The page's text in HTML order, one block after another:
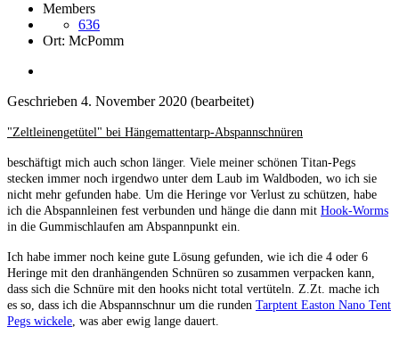
Members
636
Ort: McPomm
Geschrieben 4. November 2020 (bearbeitet)
"Zeltleinengetütel" bei Hängemattentarp-Abspannschnüren
beschäftigt mich auch schon länger. Viele meiner schönen Titan-Pegs
stecken immer noch irgendwo unter dem Laub im Waldboden, wo ich sie
nicht mehr gefunden habe. Um die Heringe vor Verlust zu schützen, habe
ich die Abspannleinen fest verbunden und hänge die dann mit Hook-Worms
in die Gummischlaufen am Abspannpunkt ein.
Ich habe immer noch keine gute Lösung gefunden, wie ich die 4 oder 6
Heringe mit den dranhängenden Schnüren so zusammen verpacken kann,
dass sich die Schnüre mit den hooks nicht total vertüteln. Z.Zt. mache ich
es so, dass ich die Abspannschnur um die runden Tarptent Easton Nano Tent
Pegs wickele, was aber ewig lange dauert.